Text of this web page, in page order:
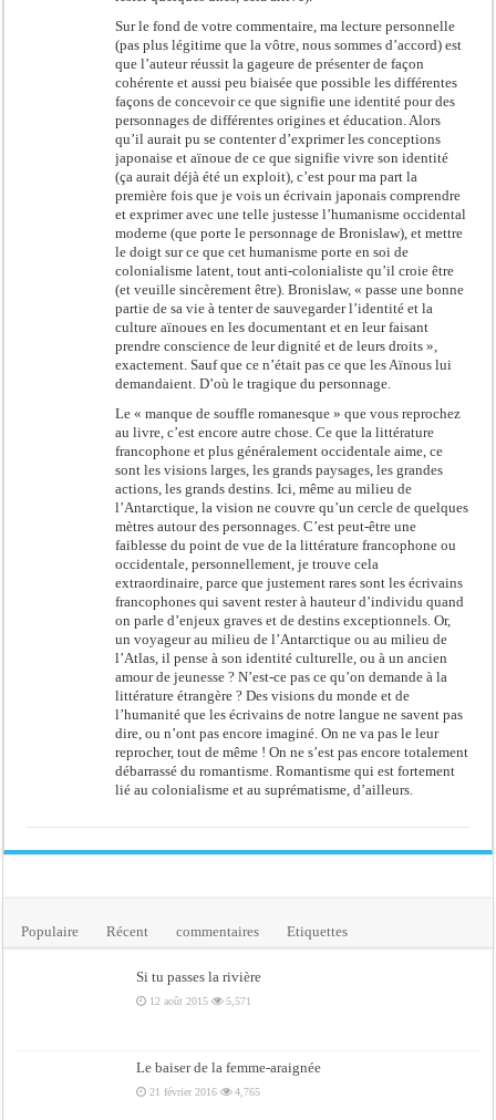
Sur le fond de votre commentaire, ma lecture personnelle
(pas plus légitime que la vôtre, nous sommes d’accord) est
que l’auteur réussit la gageure de présenter de façon
cohérente et aussi peu biaisée que possible les différentes
façons de concevoir ce que signifie une identité pour des
personnages de différentes origines et éducation. Alors
qu’il aurait pu se contenter d’exprimer les conceptions
japonaise et aïnoue de ce que signifie vivre son identité
(ça aurait déjà été un exploit), c’est pour ma part la
première fois que je vois un écrivain japonais comprendre
et exprimer avec une telle justesse l’humanisme occidental
moderne (que porte le personnage de Bronislaw), et mettre
le doigt sur ce que cet humanisme porte en soi de
colonialisme latent, tout anti-colonialiste qu’il croie être
(et veuille sincèrement être). Bronislaw, « passe une bonne
partie de sa vie à tenter de sauvegarder l’identité et la
culture aïnoues en les documentant et en leur faisant
prendre conscience de leur dignité et de leurs droits »,
exactement. Sauf que ce n’était pas ce que les Aïnous lui
demandaient. D’où le tragique du personnage.
Le « manque de souffle romanesque » que vous reprochez
au livre, c’est encore autre chose. Ce que la littérature
francophone et plus généralement occidentale aime, ce
sont les visions larges, les grands paysages, les grandes
actions, les grands destins. Ici, même au milieu de
l’Antarctique, la vision ne couvre qu’un cercle de quelques
mètres autour des personnages. C’est peut-être une
faiblesse du point de vue de la littérature francophone ou
occidentale, personnellement, je trouve cela
extraordinaire, parce que justement rares sont les écrivains
francophones qui savent rester à hauteur d’individu quand
on parle d’enjeux graves et de destins exceptionnels. Or,
un voyageur au milieu de l’Antarctique ou au milieu de
l’Atlas, il pense à son identité culturelle, ou à un ancien
amour de jeunesse ? N’est-ce pas ce qu’on demande à la
littérature étrangère ? Des visions du monde et de
l’humanité que les écrivains de notre langue ne savent pas
dire, ou n’ont pas encore imaginé. On ne va pas le leur
reprocher, tout de même ! On ne s’est pas encore totalement
débarrassé du romantisme. Romantisme qui est fortement
lié au colonialisme et au suprématisme, d’ailleurs.
Populaire Récent commentaires Etiquettes
Si tu passes la rivière
12 août 2015 5,571
Le baiser de la femme-araignée
21 février 2016 4,765